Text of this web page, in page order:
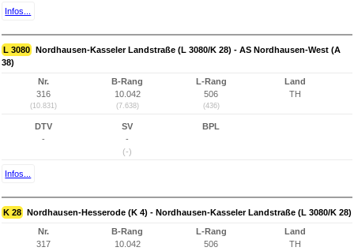
Infos...
L 3080 Nordhausen-Kasseler Landstraße (L 3080/K 28) - AS Nordhausen-West (A
38)
Nr.
316
(10.831)
B-Rang
10.042
(7.638)
L-Rang
506
(436)
Land
TH
DTV
-
SV
-
(-)
BPL
Infos...
K 28 Nordhausen-Hesserode (K 4) - Nordhausen-Kasseler Landstraße (L 3080/K 28)
Nr.
317
B-Rang
10.042
L-Rang
506
Land
TH